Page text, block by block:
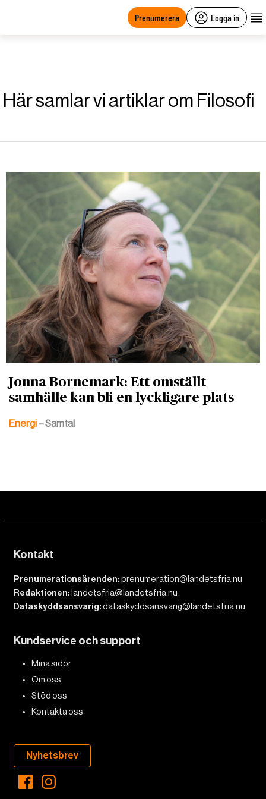
Prenumerera Logga in
Här samlar vi artiklar om Filosofi
Jonna Bornemark: Ett omställt
samhälle kan bli en lyckligare plats
Energi– Samtal
Kontakt
Prenumerationsärenden:prenumeration@landetsfria.nu
Redaktionen: landetsfria@landetsfria.nu
Dataskyddsansvarig:dataskyddsansvarig@landetsfria.nu
Kundservice och support
Mina sidor
Om oss
Stöd oss
Kontakta oss
Nyhetsbrev